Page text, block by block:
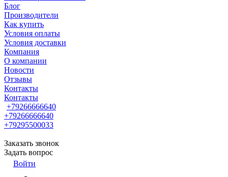
Блог
Производители
Как купить
Условия оплаты
Условия доставки
Компания
О компании
Новости
Отзывы
Контакты
Контакты
+79266666640
+79266666640
+79295500033
Заказать звонок
Задать вопрос
Войти